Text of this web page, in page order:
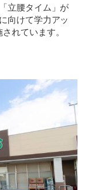
立腰タイム」が
向けて学力アッ
れています。